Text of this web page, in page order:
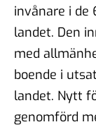
invånare i de
landet. Den
med
boende i
landet. Nytt
genomförd